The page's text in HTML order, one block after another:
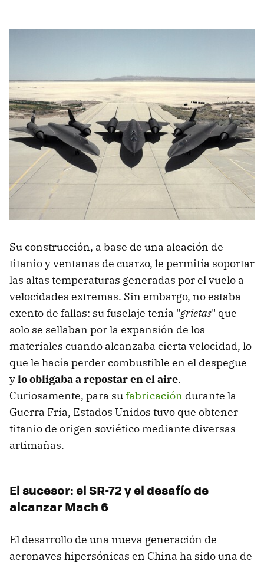
Su construcción, a base de una aleación de
titanio y ventanas de cuarzo, le permitía soportar
las altas temperaturas generadas por el vuelo a
velocidades extremas. Sin embargo, no estaba
exento de fallas: su fuselaje tenía "grietas" que
solo se sellaban por la expansión de los
materiales cuando alcanzaba cierta velocidad, lo
que le hacía perder combustible en el despegue
ylo obligaba a repostar en el aire.
Curiosamente, para sufabricación durante la
Guerra Fría, Estados Unidos tuvo que obtener
titanio de origen soviético mediante diversas
artimañas.
El sucesor: el SR-72 y el desafío de
alcanzar Mach 6
El desarrollo de una nueva generación de
aeronaves hipersónicas en China ha sido una de